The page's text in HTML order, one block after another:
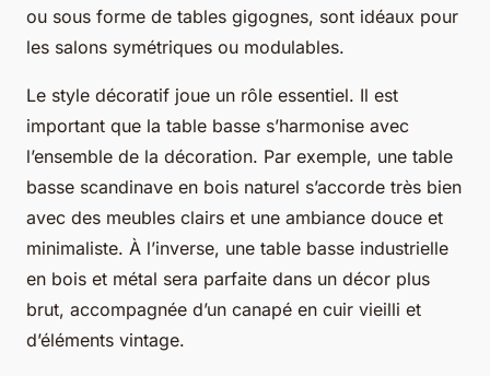
ou sous forme de tables gigognes, sont idéaux pour
les salons symétriques ou modulables.
Le style décoratif joue un rôle essentiel. Il est
important que la table basse s’harmonise avec
l’ensemble de la décoration. Par exemple, une table
basse scandinave en bois naturel s’accorde très bien
avec des meubles clairs et une ambiance douce et
minimaliste. À l’inverse, une table basse industrielle
en bois et métal sera parfaite dans un décor plus
brut, accompagnée d’un canapé en cuir vieilli et
d’éléments vintage.